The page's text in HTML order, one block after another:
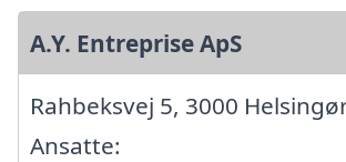
A.Y. Entreprise ApS
Rahbeksvej 5, 3000
Ansatte: